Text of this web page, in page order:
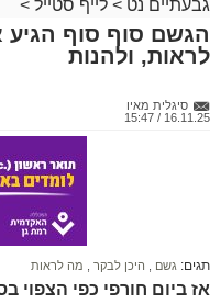
16.11.25 / 15:47
מה לראות
אז ביום חורפי כפי הצפוי
מקום סגור ונעים) מעניין
מקומות מעניינים רבים
מספר המלצות